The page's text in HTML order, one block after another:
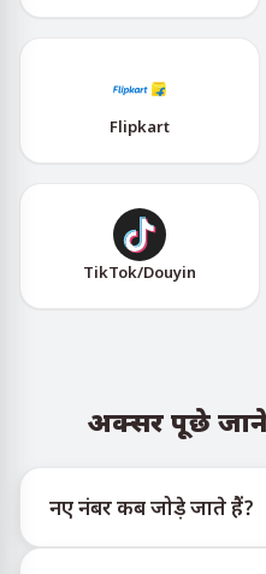
Flipkart
TikTok/Douyin
अक्सर पूछे जाने
नए नंबर कब जोड़े जाते हैं?